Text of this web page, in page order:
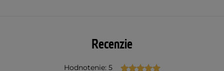
Recenzie
Hodnotenie: 5